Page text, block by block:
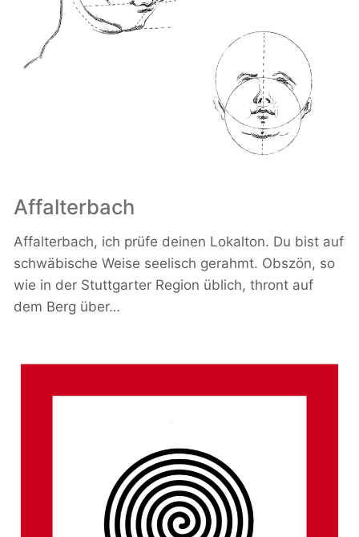
Affalterbach
Affalterbach, ich prüfe deinen Lokalton. Du bist auf
schwäbische Weise seelisch gerahmt. Obszön, so
wie in der Stuttgarter Region üblich, thront auf
dem Berg über…